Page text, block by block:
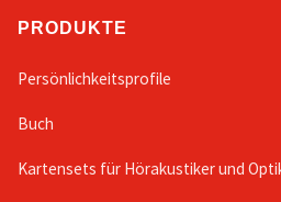
PRODUKTE
Persönlichkeitsprofile
Buch
Kartensets für Hörakustiker und